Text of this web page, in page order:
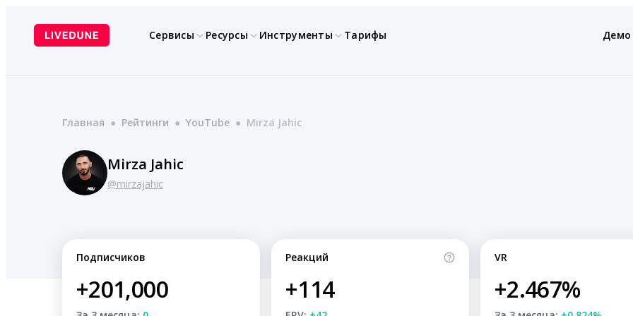
содержимому
Сервисы Ресурсы Инструменты Тарифы Демо
Главная ● Рейтинги ● YouTube ● Mirza Jahic
Mirza Jahic
@mirzajahic
Подписчиков
+201,000
Реакций
+114
VR
+2.467%